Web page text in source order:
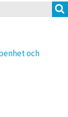
och